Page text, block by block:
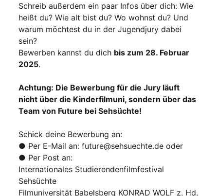
Schreib außerdem ein paar Infos über dich: Wie
heißt du? Wie alt bist du? Wo wohnst du? Und
warum möchtest du in der Jugendjury dabei
sein?
Bewerben kannst du dich bis zum 28. Februar
2025.
Achtung: Die Bewerbung für die Jury läuft
nicht über die Kinderfilmuni, sondern über das
Team von Future bei Sehsüchte!
Schick deine Bewerbung an:
● Per E-Mail an: future@sehsuechte.de oder
● Per Post an:
Internationales Studierendenfilmfestival
Sehsüchte
Filmuniversität Babelsberg KONRAD WOLF z. Hd.